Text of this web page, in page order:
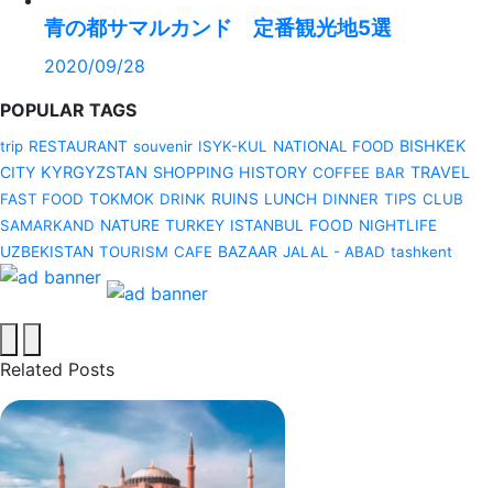
青の都サマルカンド 定番観光地5選
2020/09/28
POPULAR TAGS
trip RESTAURANT souvenir ISYK-KUL NATIONAL FOOD BISHKEK
CITY KYRGYZSTAN SHOPPING HISTORY COFFEE BAR TRAVEL
FAST FOOD TOKMOK DRINK RUINS LUNCH DINNER TIPS CLUB
SAMARKAND NATURE TURKEY ISTANBUL FOOD NIGHTLIFE
UZBEKISTAN TOURISM CAFE BAZAAR JALAL - ABAD tashkent
Related Posts